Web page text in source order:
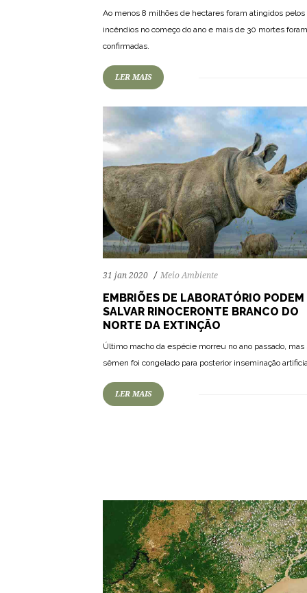
Ao menos 8 milhões de hectares foram atingidos pelos
incêndios no começo do ano e mais de 30 mortes foram
confirmadas.
LER MAIS
31 jan 2020 Meio Ambiente
EMBRIÕES DE LABORATÓRIO PODEM
SALVAR RINOCERONTE BRANCO DO
NORTE DA EXTINÇÃO
Último macho da espécie morreu no ano passado, mas
sêmen foi congelado para posterior inseminação
LER MAIS